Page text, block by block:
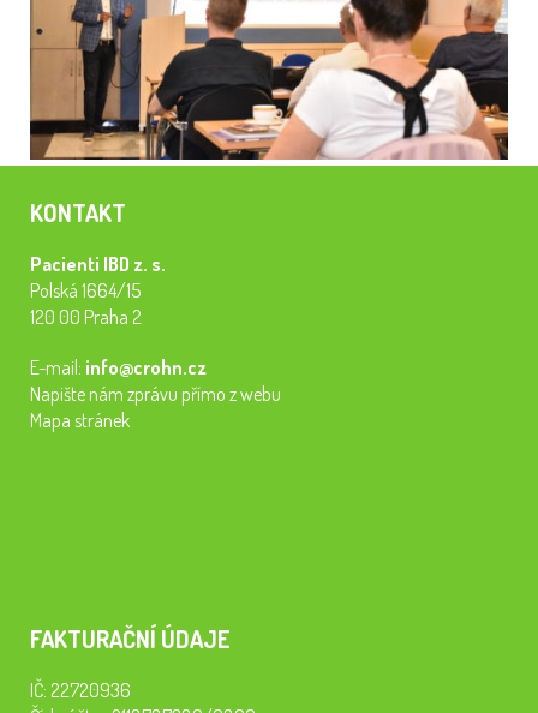
KONTAKT
Pacienti IBD z. s.
Polská 1664/15
120 00 Praha 2
E-mail: info@crohn.cz
Napište nám zprávu přímo z webu
Mapa stránek
FAKTURAČNÍ ÚDAJE
IČ: 22720936